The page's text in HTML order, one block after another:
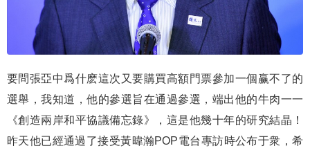
要問張亞中爲什麽這次又要購買高額門票參加一個赢不了的
選舉，我知道，他的參選旨在通過參選，端出他的牛肉一一
《創造兩岸和平協議備忘錄》，這是他幾十年的研究結晶！
昨天他已經通過了接受黃暐瀚POP電台專訪時公布于衆，希